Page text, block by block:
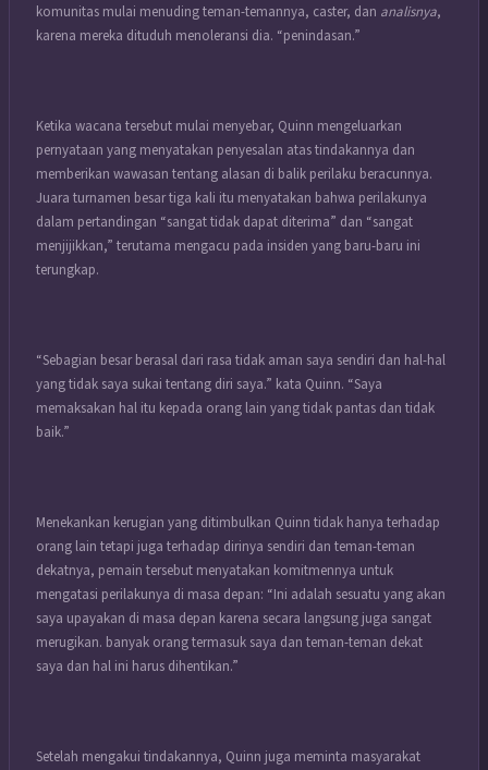
komunitas mulai menuding teman-temannya, caster, dan analisnya,
karena mereka dituduh menoleransi dia. “penindasan.”
Ketika wacana tersebut mulai menyebar, Quinn mengeluarkan
pernyataan yang menyatakan penyesalan atas tindakannya dan
memberikan wawasan tentang alasan di balik perilaku beracunnya.
Juara turnamen besar tiga kali itu menyatakan bahwa perilakunya
dalam pertandingan “sangat tidak dapat diterima” dan “sangat
menjijikkan,” terutama mengacu pada insiden yang baru-baru ini
terungkap.
“Sebagian besar berasal dari rasa tidak aman saya sendiri dan hal-hal
yang tidak saya sukai tentang diri saya.” kata Quinn. “Saya
memaksakan hal itu kepada orang lain yang tidak pantas dan tidak
baik.”
Menekankan kerugian yang ditimbulkan Quinn tidak hanya terhadap
orang lain tetapi juga terhadap dirinya sendiri dan teman-teman
dekatnya, pemain tersebut menyatakan komitmennya untuk
mengatasi perilakunya di masa depan: “Ini adalah sesuatu yang akan
saya upayakan di masa depan karena secara langsung juga sangat
merugikan. banyak orang termasuk saya dan teman-teman dekat
saya dan hal ini harus dihentikan.”
Setelah mengakui tindakannya, Quinn juga meminta masyarakat